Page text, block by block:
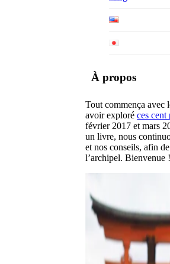
À propos
Tout commença avec
avoir exploréces cent
février 2017 et mars
un livre, nous
et nos conseils, afin
l’archipel. Bienvenue